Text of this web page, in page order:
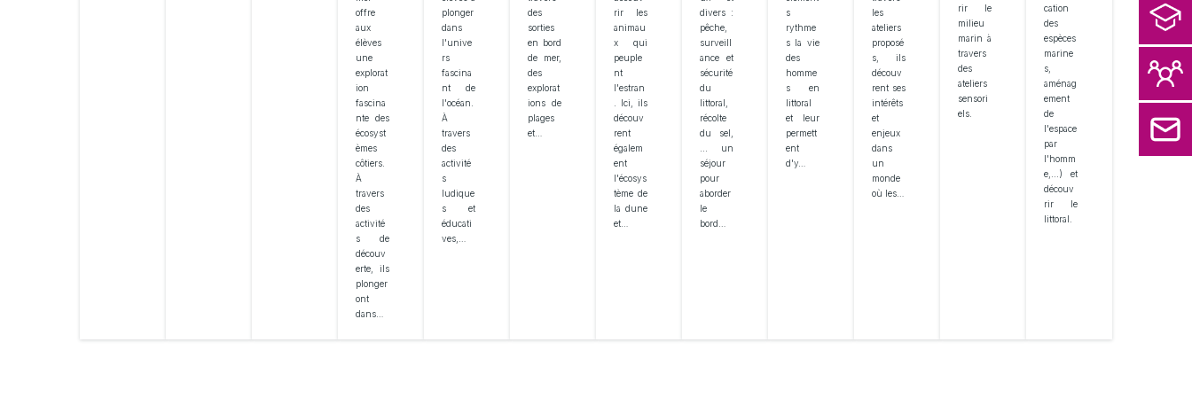
offre
aux
élèves
une
explorat
ion
fascina
nte des
écosyst
èmes
côtiers.
À
travers
des
activité
s de
découv
erte, ils
plonger
ont
dans…
plonger
dans
l'unive
rs
fascina
nt de
l'océan.
À
travers
des
activité
s
ludique
s et
éducati
ves,…
des
sorties
en bord
de mer,
des
explorat
ions de
plages
et…
rir les
animau
x qui
peuple
nt
l'estran
. Ici, ils
découv
rent
égalem
ent
l'écosys
tème de
la dune
et…
divers :
pêche,
surveill
ance et
sécurité
du
littoral,
récolte
du sel,
... un
séjour
pour
aborder
le
bord…
s
rythme
s la vie
des
homme
s en
littoral
et leur
permett
ent
d'y…
les
ateliers
proposé
s, ils
découv
rent ses
intérêts
et
enjeux
dans
un
monde
où les…
rir le
milieu
marin à
travers
des
ateliers
sensori
els.
cation
des
espèces
marine
s,
aménag
ement
de
l'espace
par
l'homm
e,...) et
découv
rir le
littoral.